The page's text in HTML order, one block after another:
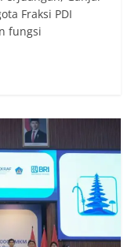
Fraksi PDI
fungsi